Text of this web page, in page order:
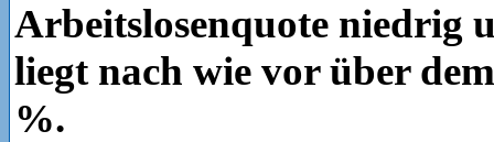
Arbeitslosenquote niedrig
liegt nach wie vor über
%.